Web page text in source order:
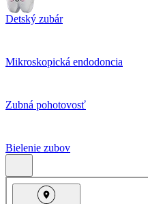
Detský zubár
Mikroskopická endodoncia
Zubná pohotovosť
Bielenie zubov